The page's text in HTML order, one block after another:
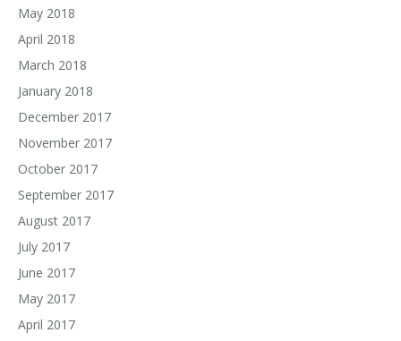
May 2018
April 2018
March 2018
January 2018
December 2017
November 2017
October 2017
September 2017
August 2017
July 2017
June 2017
May 2017
April 2017